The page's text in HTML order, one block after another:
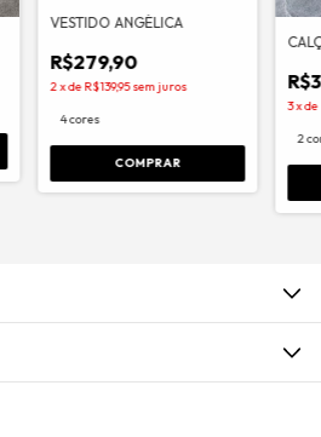
VESTIDO ANGÉLICA
R$279,90
2xdeR$139,95sem juros
4 cores
COMPRAR
3xde
2